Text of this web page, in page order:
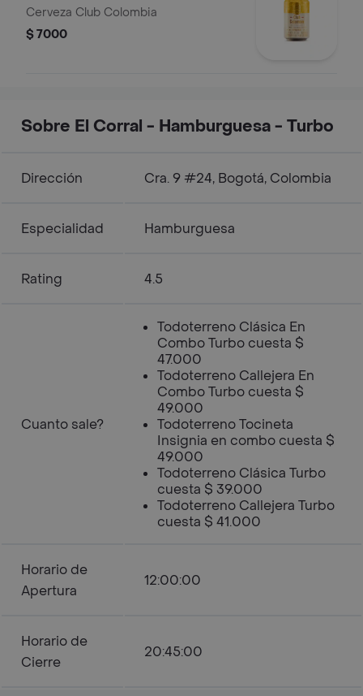
Cerveza Club Colombia
$ 7000
Sobre El Corral - Hamburguesa - Turbo
Dirección Cra. 9 #24, Bogotá, Colombia
Especialidad Hamburguesa
Rating 4.5
Cuanto sale?
Todoterreno Clásica En
Combo Turbo cuesta $
47.000
Todoterreno Callejera En
Combo Turbo cuesta $
49.000
Todoterreno Tocineta
Insignia en combo cuesta $
49.000
Todoterreno Clásica Turbo
cuesta $ 39.000
Todoterreno Callejera Turbo
cuesta $ 41.000
Horario de
Apertura
12:00:00
Horario de
Cierre
20:45:00